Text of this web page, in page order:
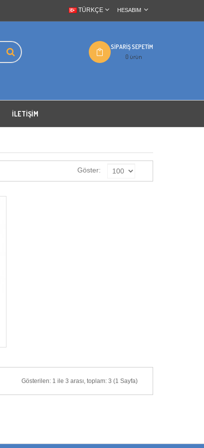
TÜRKÇE HESABIM
SIPARIŞ SEPETIM
0 ürün
İLETIŞIM
Göster:
Gösterilen: 1 ile 3 arası, toplam: 3 (1 Sayfa)